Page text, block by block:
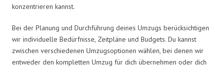
konzentrieren kannst.
Bei der Planung und Durchführung deines Umzugs berücksichtigen
wir individuelle Bedürfnisse, Zeitpläne und Budgets. Du kannst
zwischen verschiedenen Umzugsoptionen wählen, bei denen wir
entweder den kompletten Umzug für dich übernehmen oder dich